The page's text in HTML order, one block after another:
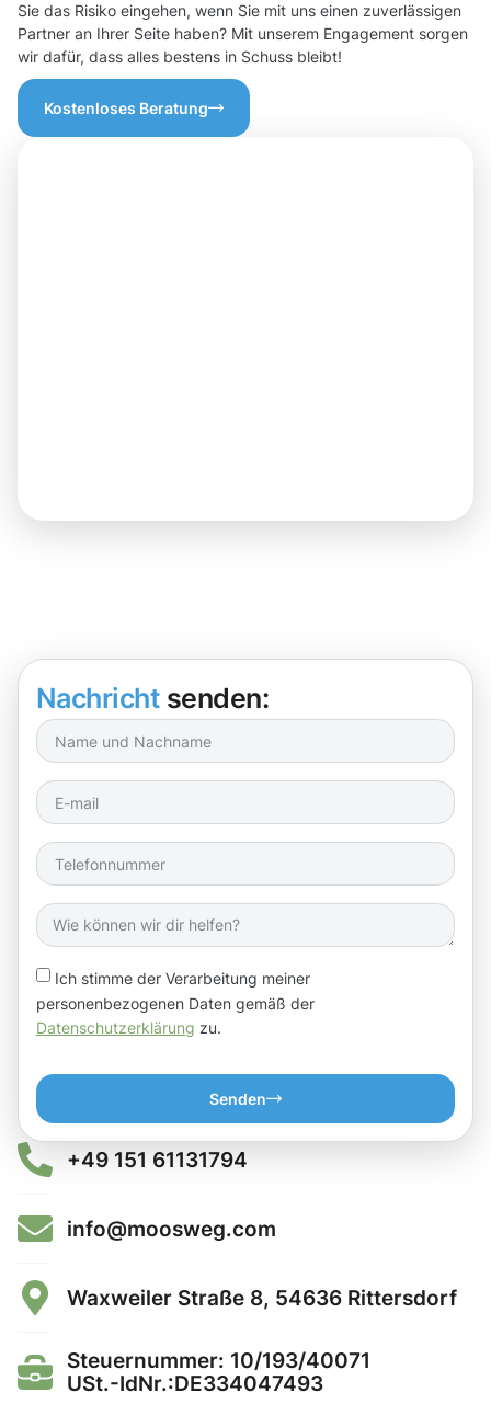
Sie das Risiko eingehen, wenn Sie mit uns einen zuverlässigen
Partner an Ihrer Seite haben? Mit unserem Engagement sorgen
wir dafür, dass alles bestens in Schuss bleibt!
Kostenloses Beratung
Nachricht senden:
Ich stimme der Verarbeitung meiner
personenbezogenen Daten gemäß der
Datenschutzerklärung zu.
Senden
+49 151 61131794
info@moosweg.com
Waxweiler Straße 8, 54636 Rittersdorf
Steuernummer: 10/193/40071
USt.-IdNr.:DE334047493